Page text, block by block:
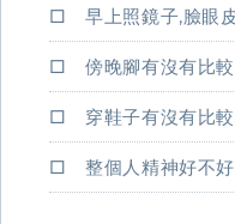
□ 早上照鏡子,臉眼
□ 傍晚腳有沒有比較
□ 穿鞋子有沒有比較
□ 整個人精神好不